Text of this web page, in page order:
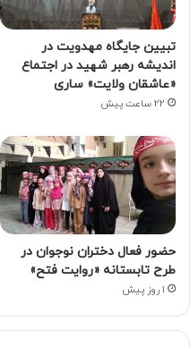
تبیین جایگاه مهدویت در
اندیشه رهبر شهید در اجتماع
«عاشقان ولایت» ساری
22 ساعت پیش
حضور فعال دختران نوجوان در
طرح تابستانه «روایت فتح»
1 روز پیش